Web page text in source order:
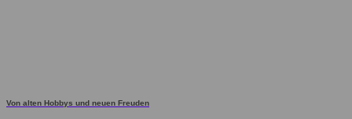
Von alten Hobbys und neuen Freuden